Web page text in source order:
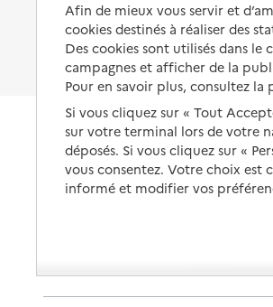
À qui s’adresser ?
Les politiques du grand âge
Fin de
Afin de mieux vous servir et
cookies destinés à réaliser des
Des cookies sont utilisés dans
campagnes et afficher de la
Pour en savoir plus, consultez
Si vous cliquez sur « Tout
sur votre terminal lors de votre
déposés. Si vous cliquez sur «
vous consentez. Votre choix est
informé et modifier vos